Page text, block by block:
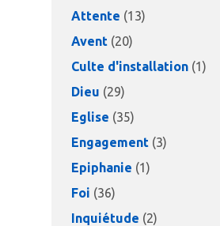
Attente (13)
Avent (20)
Culte d'installation (1)
Dieu (29)
Eglise (35)
Engagement (3)
Epiphanie (1)
Foi (36)
Inquiétude (2)